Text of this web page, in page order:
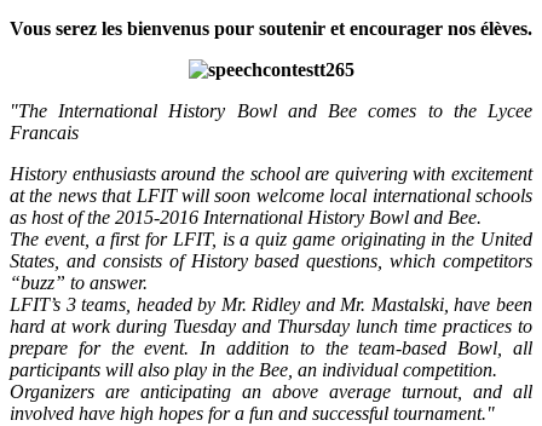
Vous serez les bienvenus pour soutenir et encourager nos élèves.
"The International History Bowl and Bee comes to the Lycee
Francais
History enthusiasts around the school are quivering with excitement
at the news that LFIT will soon welcome local international schools
as host of the 2015-2016 International History Bowl and Bee.
The event, a first for LFIT, is a quiz game originating in the United
States, and consists of History based questions, which competitors
“buzz” to answer.
LFIT’s 3 teams, headed by Mr. Ridley and Mr. Mastalski, have been
hard at work during Tuesday and Thursday lunch time practices to
prepare for the event. In addition to the team-based Bowl, all
participants will also play in the Bee, an individual competition.
Organizers are anticipating an above average turnout, and all
involved have high hopes for a fun and successful tournament."